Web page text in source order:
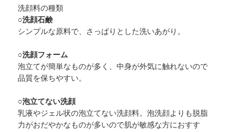
洗顔料の種類
○洗顔石鹸
シンプルな原料で、さっぱりとした洗いあがり。
○洗顔フォーム
泡立てが簡単なものが多く、中身が外気に触れないので
品質を保ちやすい。
○泡立てない洗顔
乳液やジェル状の泡立てない洗顔料。泡洗顔よりも脱脂
力がおだやかなものが多いので肌が敏感な方におすす